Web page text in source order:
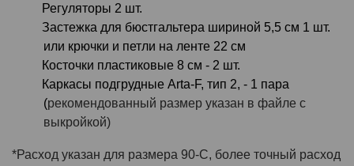
Регуляторы 2 шт.
Застежка для бюстгальтера шириной 5,5 см 1 шт.
или крючки и петли на ленте 22 см
Косточки пластиковые 8 см - 2 шт.
Каркасы подгрудныеArta-F,тип 2, - 1 пара
(рекомендованный размер указан в файле с
выкройкой)
*Расход указан для размера 90-C, более точный расход